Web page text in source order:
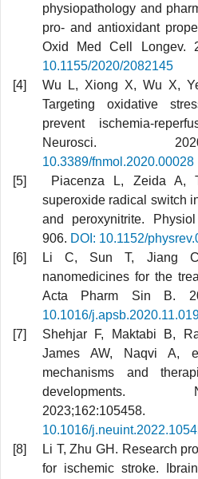
physiopathology and
pro- and antioxidant
Oxid Med Cell Longev.
10.1155/2020/2082145
Wu L, Xiong X, Wu X,
Targeting oxidative
prevent ischemia-
Neurosci.
10.3389/fnmol.2020.00028
Piacenza L, Zeida A,
superoxide radical switch
and peroxynitrite.
906. DOI: 10.1152/
Li C, Sun T, Jiang
nanomedicines for the
Acta Pharm Sin B.
10.1016/
Shehjar F, Maktabi B,
James AW, Naqvi A,
mechanisms and
developments.
10.1016/
Li T, Zhu GH. Research
for ischemic stroke. Ibrain